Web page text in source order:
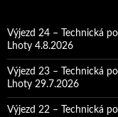
Výjezd 24 – Technická
Lhoty 4.8.2026
Výjezd 23 – Technická
Lhoty 29.7.2026
Výjezd 22 – Technická